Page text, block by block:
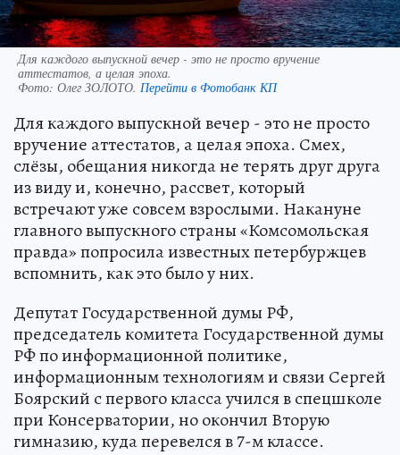
Для каждого выпускной вечер - это не просто вручение
аттестатов, а целая эпоха.
Фото: Олег ЗОЛОТО. Перейти в Фотобанк КП
Для каждого выпускной вечер - это не просто
вручение аттестатов, а целая эпоха. Смех,
слёзы, обещания никогда не терять друг друга
из виду и, конечно, рассвет, который
встречают уже совсем взрослыми. Накануне
главного выпускного страны «Комсомольская
правда» попросила известных петербуржцев
вспомнить, как это было у них.
Депутат Государственной думы РФ,
председатель комитета Государственной думы
РФ по информационной политике,
информационным технологиям и связи Сергей
Боярский с первого класса учился в спецшколе
при Консерватории, но окончил Вторую
гимназию, куда перевелся в 7-м классе.